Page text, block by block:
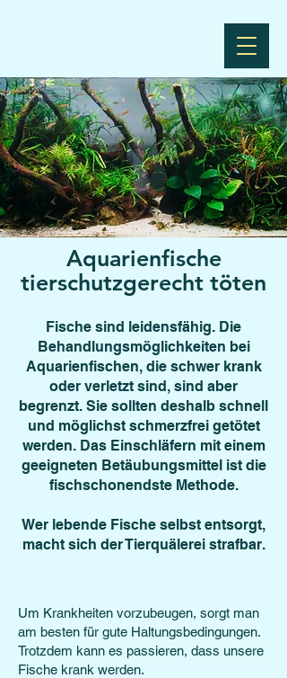
Aquarienfische
tierschutzgerecht töten
Fische sind leidensfähig. Die
Behandlungsmöglichkeiten bei
Aquarienfischen, die schwer krank
oder verletzt sind, sind aber
begrenzt. Sie sollten deshalb schnell
und möglichst schmerzfrei getötet
werden. Das Einschläfern mit einem
geeigneten Betäubungsmittel ist die
fischschonendste Methode.
Wer lebende Fische selbst entsorgt,
macht sich der Tierquälerei strafbar.
Um Krankheiten vorzubeugen, sorgt man
am besten für gute Haltungsbedingungen.
Trotzdem kann es passieren, dass unsere
Fische krank werden.